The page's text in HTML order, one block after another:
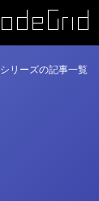
Preact
シリーズの記事一覧